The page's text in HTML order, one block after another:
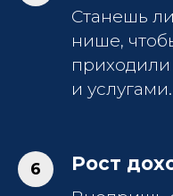
Станешь
нише,
приходили
и услугами.
Рост